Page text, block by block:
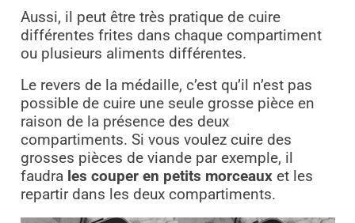
Aussi, il peut être très pratique de cuire
différentes frites dans chaque compartiment
ou plusieurs aliments différentes.
Le revers de la médaille, c’est qu’il n’est pas
possible de cuire une seule grosse pièce en
raison de la présence des deux
compartiments. Si vous voulez cuire des
grosses pièces de viande par exemple, il
faudra les couper en petits morceauxet les
repartir dans les deux compartiments.